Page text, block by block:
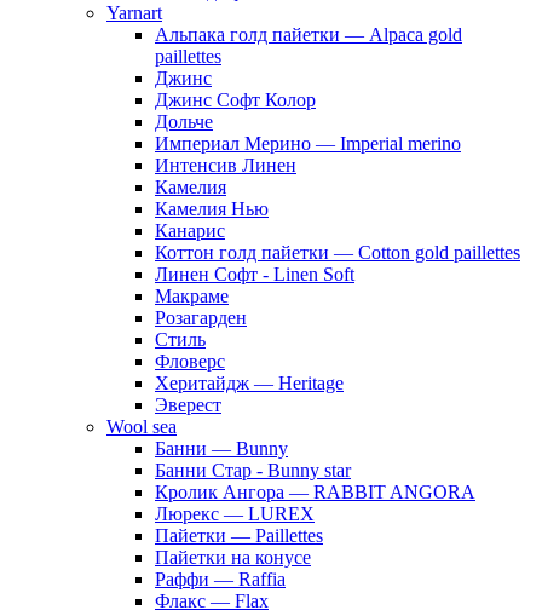
Yarnart
Альпака голд пайетки — Alpaca gold
paillettes
Джинс
Джинс Софт Колор
Дольче
Империал Мерино — Imperial merino
Интенсив Линен
Камелия
Камелия Нью
Канарис
Коттон голд пайетки — Cotton gold paillettes
Линен Софт - Linen Soft
Макраме
Розагарден
Стиль
Фловерс
Херитайдж — Heritage
Эверест
Wool sea
Банни — Bunny
Банни Стар - Bunny star
Кролик Ангора — RABBIT ANGORA
Люрекс — LUREX
Пайетки — Paillettes
Пайетки на конусе
Раффи — Raffia
Флакс — Flax